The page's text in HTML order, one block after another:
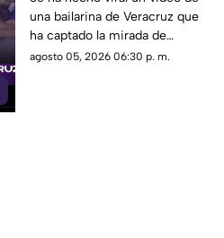
miradas por sus
TREMENDOS PASOS
(+VIDEO)
una bailarina de Veracruz que
ha captado la mirada de
muchos debido a su estilo de
agosto 05, 2026 06:30 p. m.